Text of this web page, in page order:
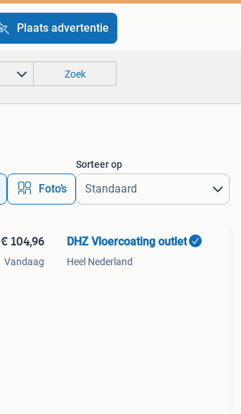
Plaats advertentie
Zoek
Foto’s
Sorteer op
€ 104,96
Vandaag
DHZ Vloercoating outlet
Heel Nederland